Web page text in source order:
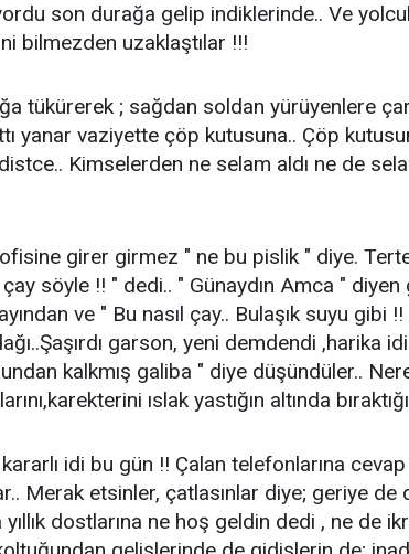
son durağa gelip indiklerinde.. Ve
bilmezden uzaklaştılar !!!
tükürerek ; sağdan soldan yürüyenlere
yanar vaziyette çöp kutusuna.. Çöp
Kimselerden ne selam aldı ne de
girer girmez " ne bu pislik " diye.
söyle !! " dedi.. " Günaydın Amca " diyen
ve " Bu nasıl çay.. Bulaşık suyu gibi
garson, yeni demdendi ,harika
kalkmış galiba " diye düşündüler..
ıslak yastığın altında
kararlı idi bu gün !! Çalan telefonlarına
Merak etsinler, çatlasınlar diye; geriye de
dostlarına ne hoş geldin dedi , ne de